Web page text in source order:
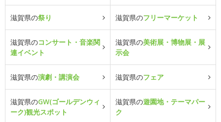
滋賀県の祭り 滋賀県のフリーマーケット
滋賀県のコンサート・音楽関
連イベント
滋賀県の美術展・博物展・展
示会
滋賀県の演劇・講演会 滋賀県のフェア
滋賀県のGW(ゴールデンウィ
ーク)観光スポット
滋賀県の遊園地・テーマパー
ク